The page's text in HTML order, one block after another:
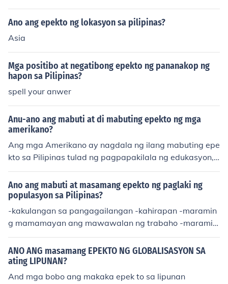
Ano ang epekto ng lokasyon sa pilipinas?
Asia
Mga positibo at negatibong epekto ng pananakop ng
hapon sa Pilipinas?
spell your anwer
Anu-ano ang mabuti at di mabuting epekto ng mga
amerikano?
Ang mga Amerikano ay nagdala ng ilang mabuting epe
kto sa Pilipinas tulad ng pagpapakilala ng edukasyon, s
istema ng pamahalaan, at mga imprastruktura na nag
bigay-daan sa modernisasyon ng bansa. Sa kabilang b
anda, ang di mabuting epekto ay ang pagkawala ng so
beranya ng Pilipinas, ang pag-usbong ng kolonyalismo,
at ang mga hidwaan dulot ng kanilang pananakop na n
agdulot ng pagdurusa sa mga Pilipino. Ang mga implu
aysayan at kultura ng bansa.
Ano ang mabuti at masamang epekto ng paglaki ng
populasyon sa Pilipinas?
-kakulangan sa pangagailangan -kahirapan -maramin
g mamamayan ang mawawalan ng trabaho -marami s
a kabataan ang maaaring mawala sa landas.... :)
ANO ANG masamang EPEKTO NG GLOBALISASYON SA
ating LIPUNAN?
And mga bobo ang makaka epek to sa lipunan